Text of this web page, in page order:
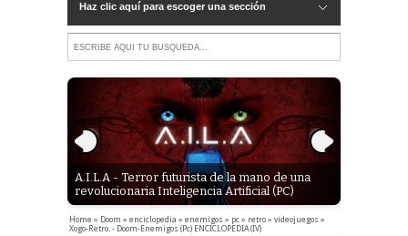
Haz clic aquí para escoger una sección
A.I.L.A - Terror futurista de la mano de una
revolucionaria Inteligencia Artificial (PC)
Home » Doom » enciclopedia » enemigos » pc » retro » videojuegos »
Xogo-Retro. - Doom-Enemigos (Pc) ENCICLOPEDIA (IV)